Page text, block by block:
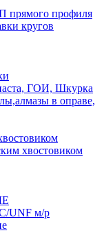
прямого профиля
кругов
ГОИ, Шкурка
в оправе,
хвостовиком
UNF м/р